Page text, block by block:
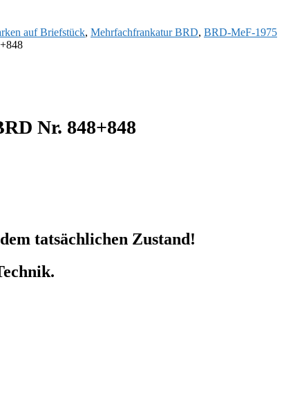
auf Briefstück, Mehrfachfrankatur BRD, BRD-MeF-1975
Nr. 848+848
tatsächlichen Zustand!